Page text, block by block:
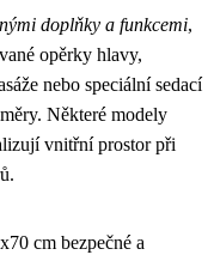
doplňky a funkcemi,
opěrky hlavy,
nebo speciální sedací
Některé modely
vnitřní prostor při
cm bezpečné a